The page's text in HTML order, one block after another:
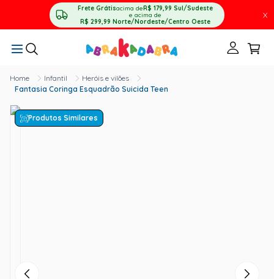
Frete Grátisacima deR$ 179,99 Sul/Sudeste
e acima de
R$ 299,99 Norte/Nordeste/Centro Oeste
X
Infantil
Heróis e vilões
Fantasia Coringa Esquadrão Suicida Teen
Produtos Similares